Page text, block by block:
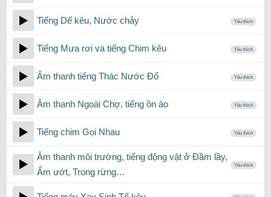
Tiếng Dế kêu, Nước chảy Yêu thích
Tiếng Mưa rơi và tiếng Chim kêu Yêu thích
Âm thanh tiếng Thác Nước Đổ Yêu thích
Âm thanh Ngoài Chợ, tiếng ồn ào Yêu thích
Tiếng chim Gọi Nhau Yêu thích
Âm thanh môi trường, tiếng động vật ở Đầm lầy,
Ẩm ướt, Trong rừng…
Yêu thích